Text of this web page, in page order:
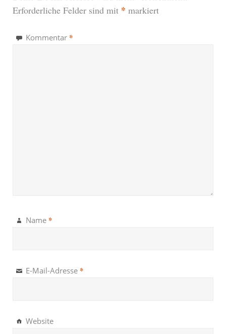
Erforderliche Felder sind mit * markiert
Kommentar *
Name *
E-Mail-Adresse *
Website